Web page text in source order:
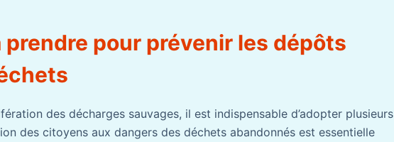
prendre pour prévenir les dépôts
des décharges sauvages, il est indispensable d’adopter plusieurs
des citoyens aux dangers des déchets abandonnés est essentielle